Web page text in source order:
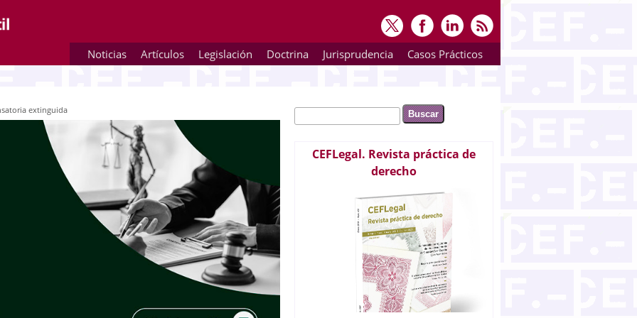
Noticias Artículos Legislación Doctrina Jurisprudencia Casos Prácticos
extinguida Formulario de búsqueda
Buscar
CEFLegal. Revista práctica de
derecho